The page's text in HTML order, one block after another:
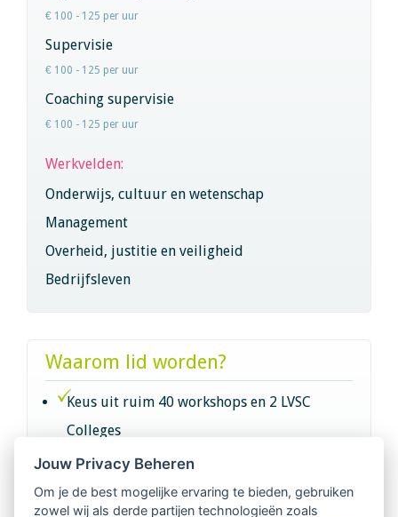
€ 100 - 125 per uur
Supervisie
€ 100 - 125 per uur
Coaching supervisie
€ 100 - 125 per uur
Werkvelden:
Onderwijs, cultuur en wetenschap
Management
Overheid, justitie en veiligheid
Bedrijfsleven
Waarom lid worden?
Keus uit ruim 40 workshops en 2 LVSC
Colleges
Intervisie met geregistreerde vakgenoten
Jouw Privacy Beheren
Om je de best mogelijke ervaring te bieden, gebruiken
zowel wij als derde partijen technologieën zoals